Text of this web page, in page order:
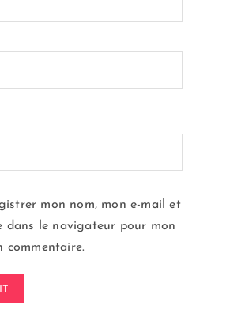
mon nom, mon e-mail et
dans le navigateur pour mon
commentaire.